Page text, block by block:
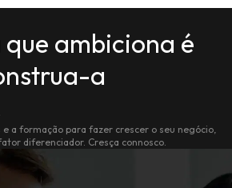
ambiciona é
a
a formação para fazer crescer o seu negócio,
diferenciador. Cresça connosco.